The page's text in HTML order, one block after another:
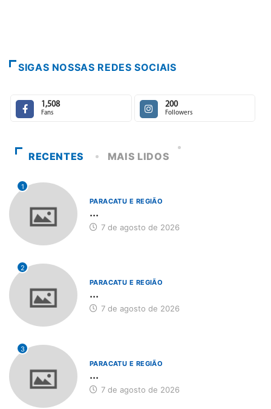
SIGAS NOSSAS REDES SOCIAIS
1,508
Fans
200
Followers
RECENTES MAIS LIDOS
1
PARACATU E REGIÃO
...
7 de agosto de 2026
2
PARACATU E REGIÃO
...
7 de agosto de 2026
3
PARACATU E REGIÃO
...
7 de agosto de 2026